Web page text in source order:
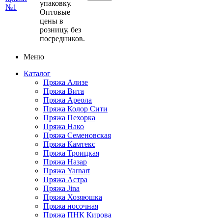
упаковку.
Оптовые
цены в
розницу, без
посредников.
Меню
Каталог
Пряжа Ализе
Пряжа Вита
Пряжа Ареола
Пряжа Колор Сити
Пряжа Пехорка
Пряжа Нако
Пряжа Семеновская
Пряжа Камтекс
Пряжа Троицкая
Пряжа Назар
Пряжа Yarnart
Пряжа Астра
Пряжа Jina
Пряжа Хозяюшка
Пряжа носочная
Пряжа ПНК Кирова